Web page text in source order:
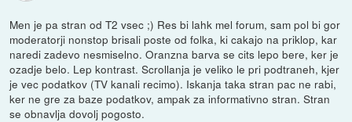
Men je pa stran od T2 vsec ;) Res bi lahk mel forum, sam pol bi gor
moderatorji nonstop brisali poste od folka, ki cakajo na priklop, kar
naredi zadevo nesmiselno. Oranzna barva se cits lepo bere, ker je
ozadje belo. Lep kontrast. Scrollanja je veliko le pri podtraneh, kjer
je vec podatkov (TV kanali recimo). Iskanja taka stran pac ne rabi,
ker ne gre za baze podatkov, ampak za informativno stran. Stran
se obnavlja dovolj pogosto.